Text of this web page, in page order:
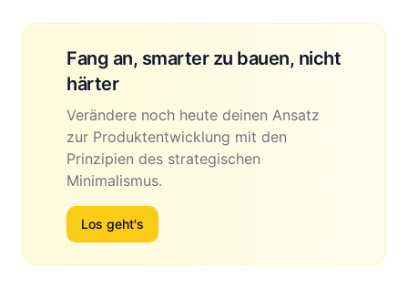
Fang an, smarter zu bauen, nicht
härter
Verändere noch heute deinen Ansatz
zur Produktentwicklung mit den
Prinzipien des strategischen
Minimalismus.
Los geht's